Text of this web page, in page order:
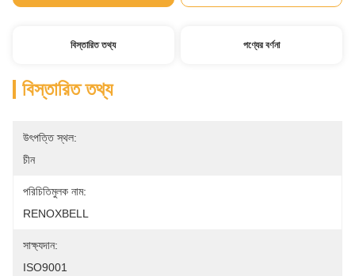
বিস্তারিত তথ্য পণ্যের বর্ণনা
বিস্তারিত তথ্য
উৎপত্তি স্থল:
চীন
পরিচিতিমুলক নাম:
RENOXBELL
সাক্ষ্যদান:
ISO9001